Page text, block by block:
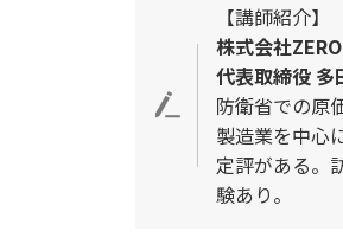
【講師紹介】
株式会社
代表取締役 多
防衛省での原
製造業を中心
定評がある。
験あり。